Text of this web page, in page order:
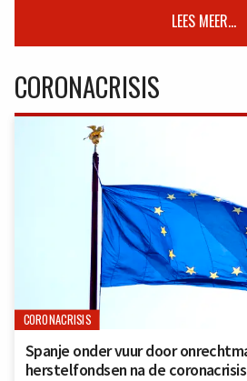
LEES MEER...
CORONACRISIS
CORONACRISIS
Spanje onder vuur door
herstelfondsen na de coronacrisis